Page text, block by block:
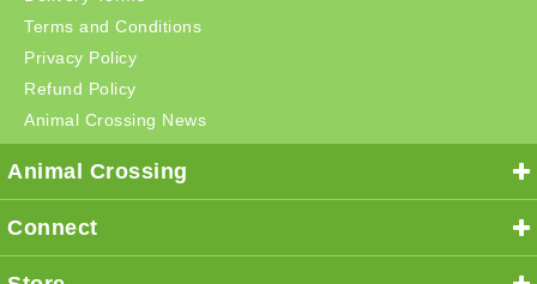
Terms and Conditions
Privacy Policy
Refund Policy
Animal Crossing News
Animal Crossing
Connect